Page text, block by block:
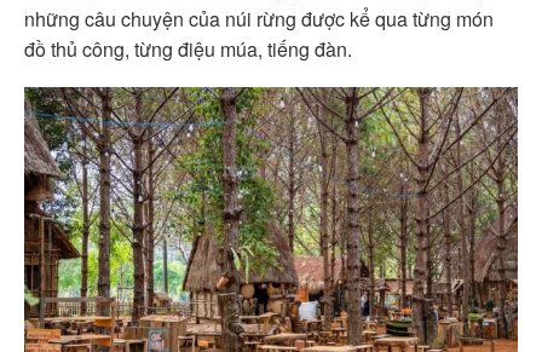
những câu chuyện của núi rừng được kể qua từng món
đồ thủ công, từng điệu múa, tiếng đàn.